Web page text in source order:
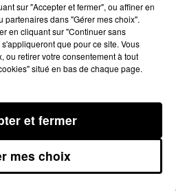
sec
DU 09/10/2024 À 06H47
sur "Accepter et fermer", ou affiner en
partenaires dans "Gérer mes choix".
en cliquant sur "Continuer sans
que pour ce site. Vous
ou retirer votre consentement à tout
situé en bas de chaque page.
mes choix
et fermer